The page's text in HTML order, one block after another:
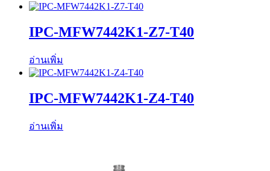
IPC-MFW7442K1-Z7-T40
อ่านเพิ่ม
IPC-MFW7442K1-Z4-T40
อ่านเพิ่ม